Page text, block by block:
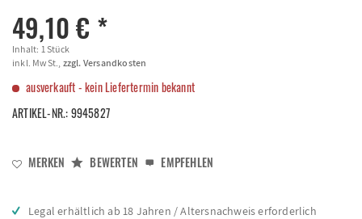
49,10 € *
Inhalt: 1 Stück
inkl. MwSt., zzgl. Versandkosten
ausverkauft - kein Liefertermin bekannt
ARTIKEL-NR.:9945827
MERKEN BEWERTEN EMPFEHLEN
Legal erhältlich ab 18 Jahren / Altersnachweis erforderlich